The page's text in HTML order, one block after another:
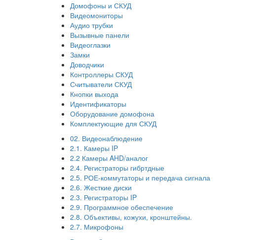
Домофоны и СКУД
Видеомониторы
Аудио трубки
Вызывные панели
Видеоглазки
Замки
Доводчики
Контроллеры СКУД
Считыватели СКУД
Кнопки выхода
Идентификаторы
Оборудование домофона
Комплектующие для СКУД
02. Видеонаблюдение
2.1. Камеры IP
2.2 Камеры AHD/аналог
2.4. Регистраторы гибртдные
2.5. РОЕ-коммутаторы и передача сигнала
2.6. Жесткие диски
2.3. Регистраторы IP
2.9. Программное обеспечение
2.8. Объективы, кожухи, кронштейны.
2.7. Микрофоны